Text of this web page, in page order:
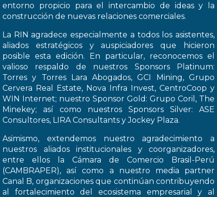
entorno propicio para el intercambio de ideas y la
construcción de nuevas relaciones comerciales.
La RIN agradece especialmente a todos los asistentes,
aliados estratégicos y auspiciadores que hicieron
posible esta edición. En particular, reconocemos el
valioso respaldo de nuestros Sponsors Platinum:
Torres y Torres Lara Abogados, GCI Mining, Grupo
Cervera Real Estate, Nova Infra Invest, CentroCoop y
WIN Internet; nuestro Sponsor Gold: Grupo Coril, The
Minekey; así como nuestros Sponsors Silver: ASE
Consultores, LIRA Consultants y Jockey Plaza.
Asimismo, extendemos nuestro agradecimiento a
nuestros aliados institucionales y coorganizadores,
entre ellos la Cámara de Comercio Brasil-Perú
(CAMBRAPER), así como a nuestro media partner
Canal B, organizaciones que continúan contribuyendo
al fortalecimiento del ecosistema empresarial y al